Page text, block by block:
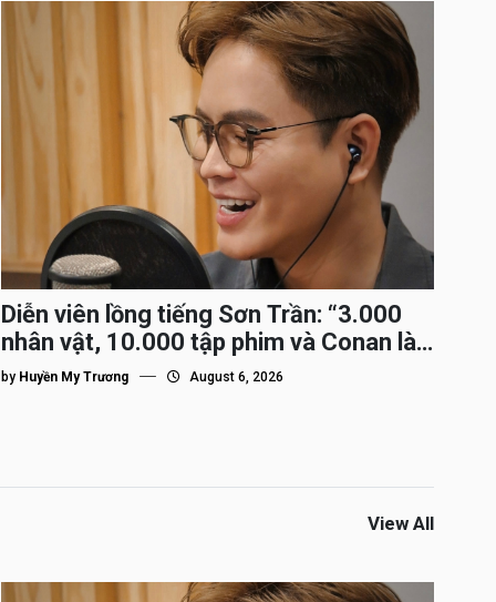
Diễn viên lồng tiếng Sơn Trần: “3.000
nhân vật, 10.000 tập phim và Conan là
nhân vật gắn bó lâu nhất”
by Huyền My Trương August 6, 2026
View All